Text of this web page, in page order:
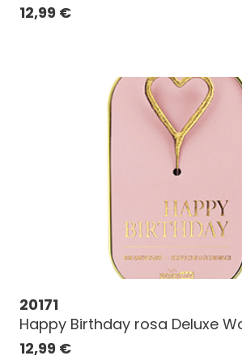
12,99 €
20171
Happy Birthday rosa Deluxe
12,99 €